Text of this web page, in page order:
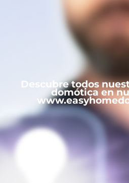
Descubre todos
domótica en